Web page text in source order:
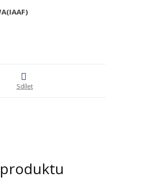
Sdílet